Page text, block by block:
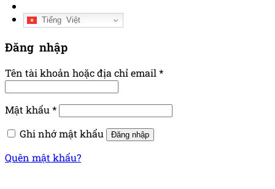
Tiếng Việt
Đăng nhập
Tên tài khoản hoặc địa chỉ email *
Mật khẩu *
Ghi nhớ mật khẩu
Đăng nhập
Quên mật khẩu?